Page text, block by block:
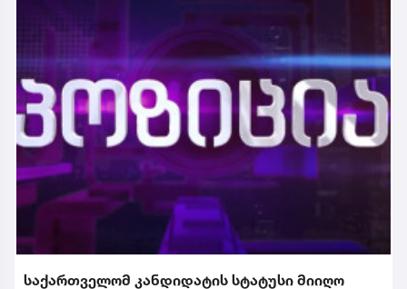
საქართველომ კანდიდატის სტატუსი მიიღო